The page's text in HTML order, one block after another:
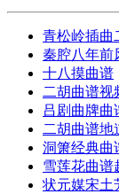
青松岭插曲
秦腔八年前
十八摸曲谱
二胡曲谱视
吕剧曲牌曲
二胡曲谱地
洞箫经典曲
雪莲花曲谱
状元媒宋土